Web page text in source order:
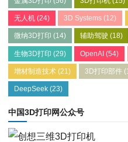
无人机 (24) 3D Systems (12)
微纳3D打印 (14) 辅助驾驶 (18)
生物3D打印 (29) OpenAI (54)
增材制造技术 (21) 3D打印部件
DeepSeek (23)
中国3D打印网公众号